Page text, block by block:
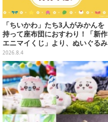
「ちいかわ」たち3人がみかんを
持って座布団におすわり！「新作
エニマイくじ」より、ぬいぐるみ
画像が初公開
2026.8.4